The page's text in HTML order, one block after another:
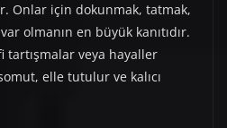
Onlar için dokunmak, tatmak,
olmanın en büyük kanıtıdır.
tartışmalar veya hayaller
elle tutulur ve kalıcı